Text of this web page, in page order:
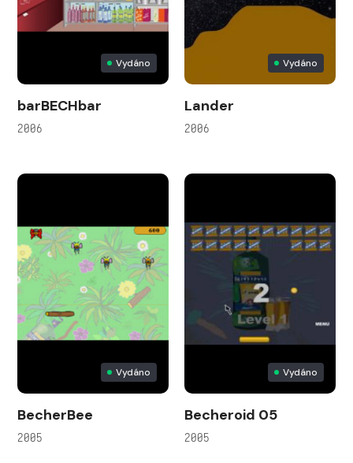
Vydáno
barBECHbar
2006
Vydáno
Lander
2006
Vydáno
BecherBee
2005
Vydáno
Becheroid 05
2005